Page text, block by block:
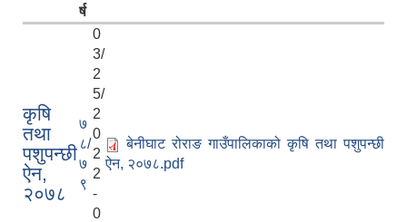
र्ष
कृषि
तथा
पशुपन्छी
ऐन,
२०७८
७
८/
७
९
0
3/
2
5/
2
0
2
2
-
0
बेनीघाट रोराङ गाउँपालिकाको कृषि तथा पशुपन्छी
ऐन, २०७८.pdf